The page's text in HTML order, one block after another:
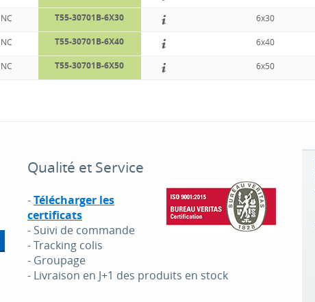
NC T55-30701B-6X30 6x30
NC T55-30701B-6X40 6x40
NC T55-30701B-6X50 6x50
Qualité et Service
-Télécharger les
certificats
- Suivi de commande
- Tracking colis
- Groupage
- Livraison en J+1 des produits en stock